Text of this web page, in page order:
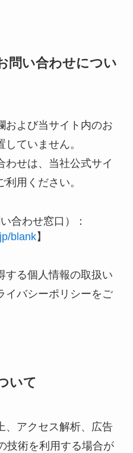
問い合わせについ
および当サイト内のお
ていません。
わせは、当社公式サイ
用ください。
合わせ窓口）：
blank】
る個人情報の取扱い
イバシーポリシーをご
いて
、アクセス解析、広告
技術を利用する場合が